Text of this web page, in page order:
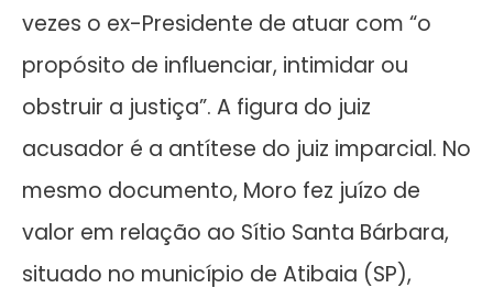
vezes o ex-Presidente de atuar com “o
propósito de influenciar, intimidar ou
obstruir a justiça”. A figura do juiz
acusador é a antítese do juiz imparcial. No
mesmo documento, Moro fez juízo de
valor em relação ao Sítio Santa Bárbara,
situado no município de Atibaia (SP),